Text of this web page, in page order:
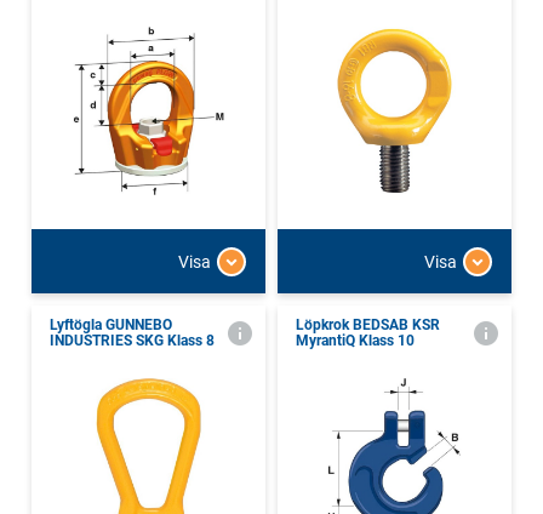
Visa Visa
Lyftögla GUNNEBO
INDUSTRIES SKG Klass 8
Löpkrok BEDSAB KSR
MyrantiQ Klass 10